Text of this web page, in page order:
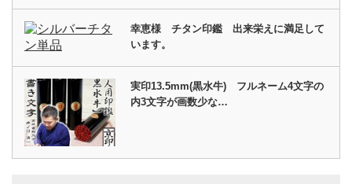
幸恵様 チタン印鑑 出来栄えに満足して
います。
実印13.5mm(黒水牛) フルネーム4文字の
内3文字が画数少な…